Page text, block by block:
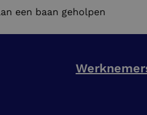
een baan geholpen